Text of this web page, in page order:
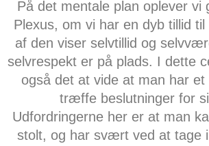
På det mentale plan oplever vi
Plexus, om vi har en dyb tillid til
af den viser selvtillid og
selvrespekt er på plads. I dette
også det at vide at man har
træffe beslutninger for
Udfordringerne her er at man
stolt, og har svært ved at tage